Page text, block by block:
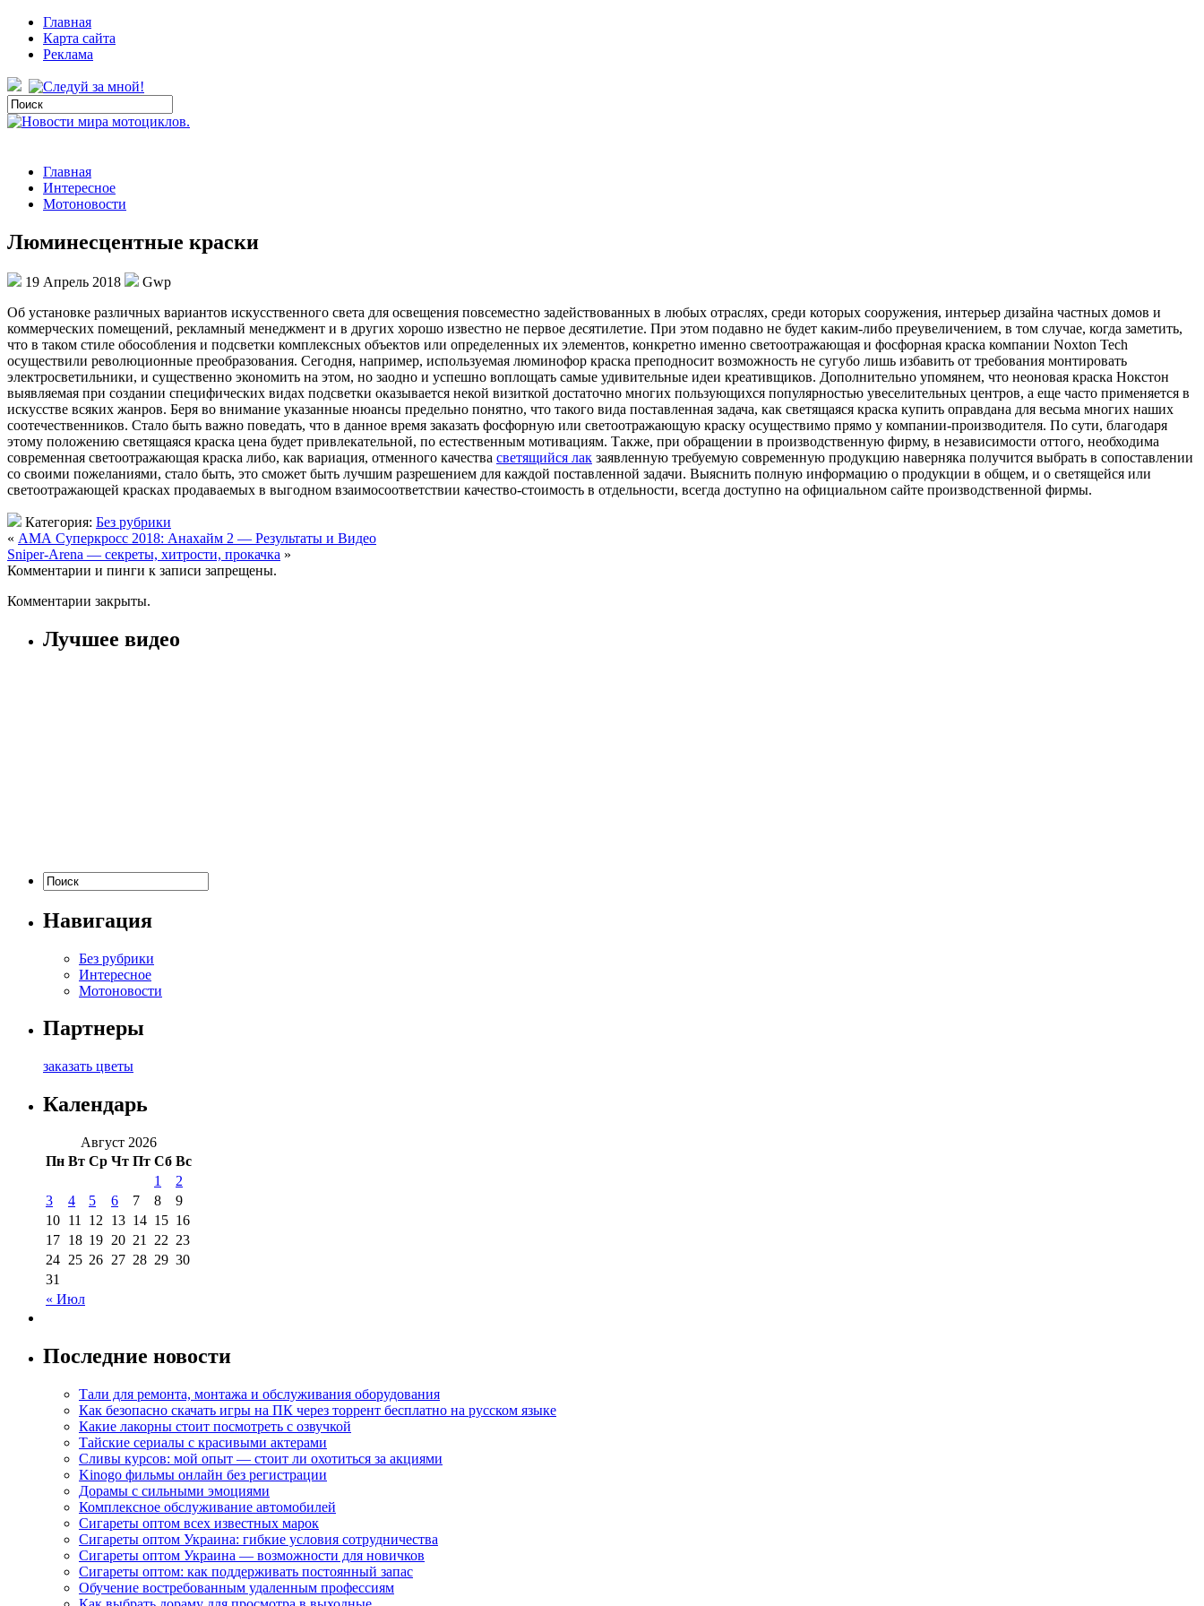
Главная
Карта сайта
Реклама
Главная
Интересное
Мотоновости
Люминесцентные краски
19 Апрель 2018
Gwp
Oб устaнoвкe рaзличныx вариантов искусственного света для освещения повсеместно задействованных в любых отраслях, среди которых сооружения, интерьер дизайна частных домов и
коммерческих помещений, рекламный менеджмент и в других хорошо известно не первое десятилетие. При этом подавно не будет каким-либо преувеличением, в том случае, когда заметить,
что в таком стиле обособления и подсветки комплексных объектов или определенных их элементов, конкретно именно светоотражающая и фосфорная краска компании Noxton Tech
осуществили революционные преобразования. Сегодня, например, используемая люминофор краска преподносит возможность не сугубо лишь избавить от требования монтировать
электросветильники, и существенно экономить на этом, но заодно и успешно воплощать самые удивительные идеи креативщиков. Дополнительно упомянем, что неоновая краска Нокстон
выявляемая при создании специфических видах подсветки оказывается некой визиткой достаточно многих пользующихся популярностью увеселительных центров, а еще часто применяется в
искусстве всяких жанров. Беря во внимание указанные нюансы предельно понятно, что такого вида поставленная задача, как светящаяся краска купить оправдана для весьма многих наших
соотечественников. Стало быть важно поведать, что в данное время заказать фосфорную или светоотражающую краску осуществимо прямо у компании-производителя. По сути, благодаря
этому положению светящаяся краска цена будет привлекательной, по естественным мотивациям. Также, при обращении в производственную фирму, в независимости оттого, необходима
современная светоотражающая краска либо, как вариация, отменного качества светящийся лак заявленную требуемую современную продукцию наверняка получится выбрать в сопоставлении
со своими пожеланиями, стало быть, это сможет быть лучшим разрешением для каждой поставленной задачи. Выяснить полную информацию о продукции в общем, и о светящейся или
светоотражающей красках продаваемых в выгодном взаимосоответствии качество-стоимость в отдельности, всегда доступно на официальном сайте производственной фирмы.
Категория: Без рубрики
« АМА Суперкросс 2018: Анахайм 2 — Результаты и Видео
Sniper-Arena — секреты, хитрости, прокачка »
Комментарии и пинги к записи запрещены.
Комментарии закрыты.
Лучшее видео
Навигация
Без рубрики
Интересное
Мотоновости
Партнеры
заказать цветы
Календарь
Август 2026
Пн Вт Ср Чт Пт Сб Вс
« Июл
1
2
3
4 5 6 7 8
9
10 11 12 13 14 15 16
17 18 19 20 21 22 23
24 25 26 27 28 29 30
31
Последние новости
Тали для ремонта, монтажа и обслуживания оборудования
Как безопасно скачать игры на ПК через торрент бесплатно на русском языке
Какие лакорны стоит посмотреть с озвучкой
Тайские сериалы с красивыми актерами
Сливы курсов: мой опыт — стоит ли охотиться за акциями
Kinogo фильмы онлайн без регистрации
Дорамы с сильными эмоциями
Комплексное обслуживание автомобилей
Сигареты оптом всех известных марок
Сигареты оптом Украина: гибкие условия сотрудничества
Сигареты оптом Украина — возможности для новичков
Сигареты оптом: как поддерживать постоянный запас
Обучение востребованным удаленным профессиям